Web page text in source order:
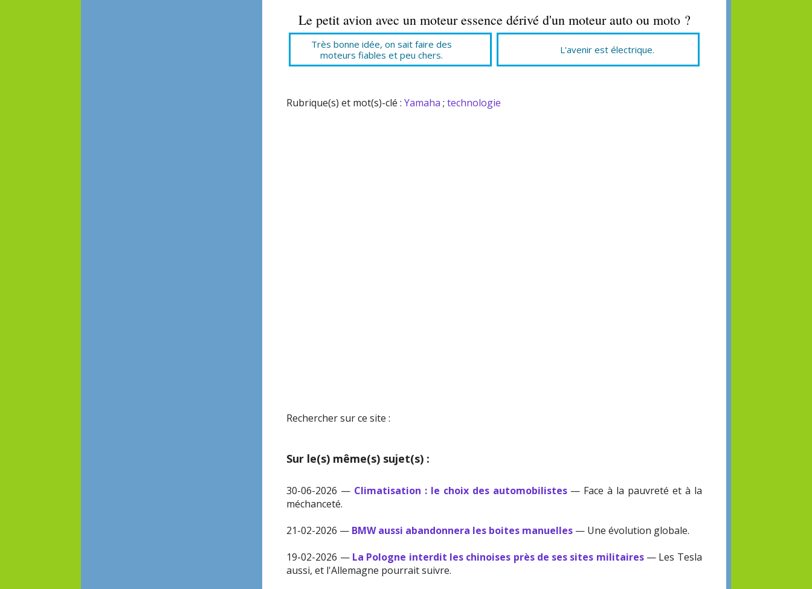
Le petit avion avec un moteur essence dérivé d'un moteur auto ou moto ?
Très bonne idée, on sait faire des
moteurs fiables et peu chers.
L'avenir est électrique.
Rubrique(s) et mot(s)-clé :Yamaha ;technologie
Rechercher sur ce site :
Sur le(s) même(s) sujet(s) :
30-06-2026 — Climatisation : le choix des automobilistes— Face à la pauvreté et à la
méchanceté.
21-02-2026 — BMW aussi abandonnera les boites manuelles — Une évolution globale.
19-02-2026 — La Pologne interdit les chinoises près de ses sites militaires— Les Tesla
aussi, et l'Allemagne pourrait suivre.